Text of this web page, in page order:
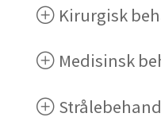
Kirurgisk
Medisinsk